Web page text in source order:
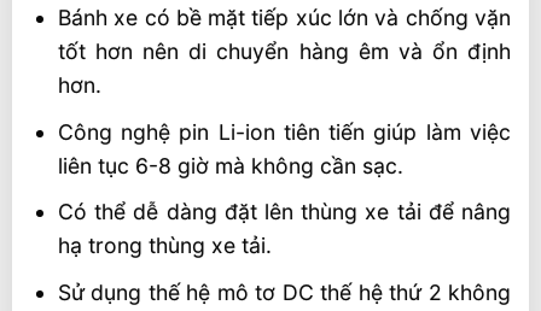
Bánh xe có bề mặt tiếp xúc lớn và chống vặn
tốt hơn nên di chuyển hàng êm và ổn định
hơn.
Công nghệ pin Li-ion tiên tiến giúp làm việc
liên tục 6-8 giờ mà không cần sạc.
Có thể dễ dàng đặt lên thùng xe tải để nâng
hạ trong thùng xe tải.
Sử dụng thế hệ mô tơ DC thế hệ thứ 2 không